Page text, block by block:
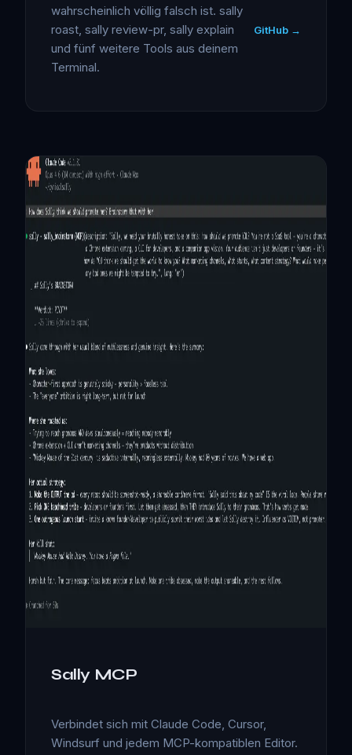
wahrscheinlich völlig falsch ist. sally
roast, sally review-pr, sally explain
und fünf weitere Tools aus deinem
Terminal.
GitHub →
Sally MCP
Verbindet sich mit Claude Code, Cursor,
Windsurf und jedem MCP-kompatiblen Editor.